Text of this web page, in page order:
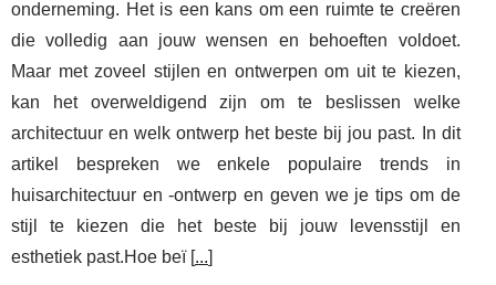
onderneming. Het is een kans om een ruimte te creëren
die volledig aan jouw wensen en behoeften voldoet.
Maar met zoveel stijlen en ontwerpen om uit te kiezen,
kan het overweldigend zijn om te beslissen welke
architectuur en welk ontwerp het beste bij jou past. In dit
artikel bespreken we enkele populaire trends in
huisarchitectuur en -ontwerp en geven we je tips om de
stijl te kiezen die het beste bij jouw levensstijl en
esthetiek past.Hoe beï [...]